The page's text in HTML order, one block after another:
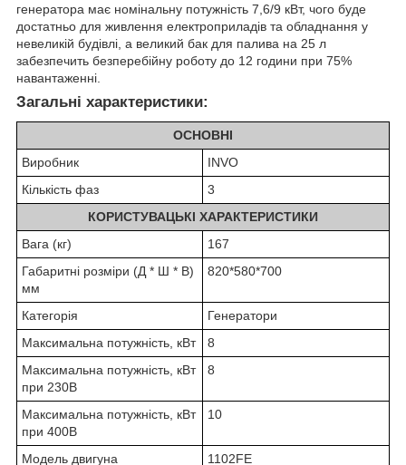
генератора має номінальну потужність 7,6/9 кВт, чого буде
достатньо для живлення електроприладів та обладнання у
невеликій будівлі, а великий бак для палива на 25 л
забезпечить безперебійну роботу до 12 години при 75%
навантаженні.
Загальні характеристики:
ОСНОВНІ
Виробник
INVO
Кількість фаз
3
КОРИСТУВАЦЬКІ ХАРАКТЕРИСТИКИ
Вага (кг)
167
Габаритні розміри (Д * Ш * В)
мм
820*580*700
Категорія
Генератори
Максимальна потужність, кВт
8
Максимальна потужність, кВт
при 230В
8
Максимальна потужність, кВт
при 400В
10
Модель двигуна
1102FE